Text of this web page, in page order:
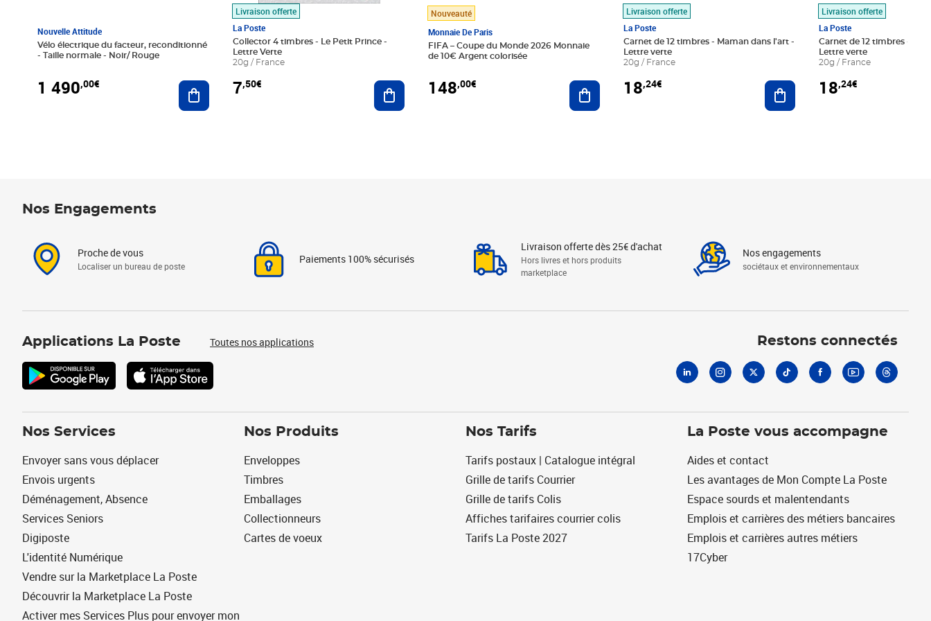
Nouvelle Attitude
Vélo électrique du facteur, reconditionné
- Taille normale - Noir/ Rouge
1 490,00€ Ajouter au panier
Livraison offerte
La Poste
Collector 4 timbres - Le Petit Prince -
Lettre Verte
20g / France
7,50€ Ajouter au panier
Nouveauté
Monnaie De Paris
FIFA – Coupe du Monde 2026 Monnaie
de 10€ Argent colorisée
148,00€ Ajouter au panier
Livraison offerte
La Poste
Carnet de 12 timbres - Maman dans l'art -
Lettre verte
20g / France
18,24€ Ajouter au panier
Livraison offerte
La Poste
Carnet de 12 timbres - Le
Lettre verte
20g / France
18,24€
Nos Engagements
Proche de vous
Localiser un bureau de poste
Paiements 100% sécurisés
Livraison offerte dès 25€ d'achat
Hors livres et hors produits
marketplace
Nos engagements
sociétaux et environnementaux
Applications La Poste Toutes nos applications Restons connectés
Nos Services
Envoyer sans vous déplacer
Envois urgents
Déménagement, Absence
Services Seniors
Digiposte
L'identité Numérique
Vendre sur la Marketplace La Poste
Découvrir la Marketplace La Poste
Activer mes Services Plus pour envoyer mon
Nos Produits
Enveloppes
Timbres
Emballages
Collectionneurs
Cartes de voeux
Nos Tarifs
Tarifs postaux | Catalogue intégral
Grille de tarifs Courrier
Grille de tarifs Colis
Affiches tarifaires courrier colis
Tarifs La Poste 2027
La Poste vous accompagne
Aides et contact
Les avantages de Mon Compte La Poste
Espace sourds et malentendants
Emplois et carrières des métiers bancaires
Emplois et carrières autres métiers
17Cyber